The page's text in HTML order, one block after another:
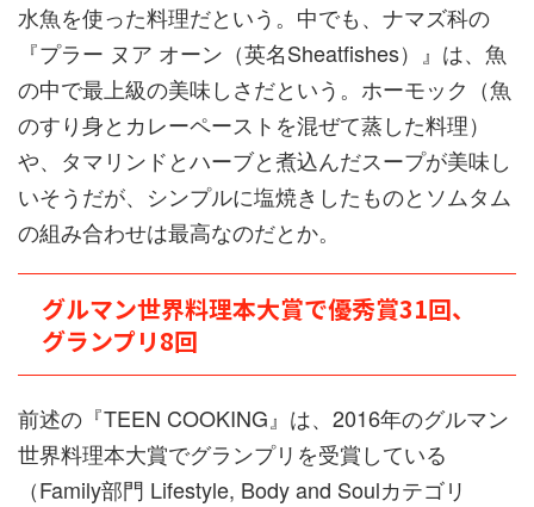
水魚を使った料理だという。中でも、ナマズ科の
『プラー ヌア オーン（英名Sheatfishes）』は、魚
の中で最上級の美味しさだという。ホーモック（魚
のすり身とカレーペーストを混ぜて蒸した料理）
や、タマリンドとハーブと煮込んだスープが美味し
いそうだが、シンプルに塩焼きしたものとソムタム
の組み合わせは最高なのだとか。
グルマン世界料理本大賞で優秀賞31回、
グランプリ8回
前述の『TEEN COOKING』は、2016年のグルマン
世界料理本大賞でグランプリを受賞している
（Family部門 Lifestyle, Body and Soulカテゴリ